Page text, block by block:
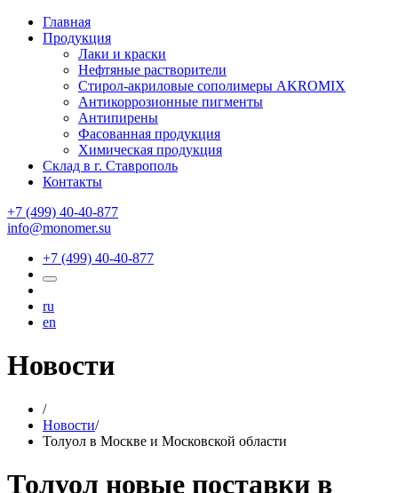
Главная
Продукция
Лаки и краски
Нефтяные растворители
Стирол-акриловые сополимеры AKROMIX
Антикоррозионные пигменты
Антипирены
Фасованная продукция
Химическая продукция
Склад в г. Ставрополь
Контакты
+7 (499) 40-40-877
info@monomer.su
+7 (499) 40-40-877
ru
en
Новости
/
Новости/
Толуол в Москве и Московской области
Толуол новые поставки в